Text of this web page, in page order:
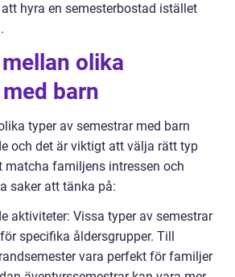
hyra en semesterbostad istället
olika
barn
typer av semestrar med barn
och det är viktigt att välja rätt typ
matcha familjens intressen och
saker att tänka på:
aktiviteter: Vissa typer av semestrar
specifika åldersgrupper. Till
vara perfekt för familjer